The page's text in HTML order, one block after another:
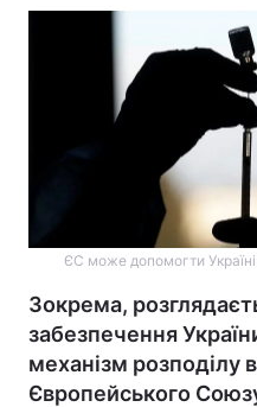
ЄС може допомогти
Зокрема,
забезпечення
механізм розподілу
Європейського